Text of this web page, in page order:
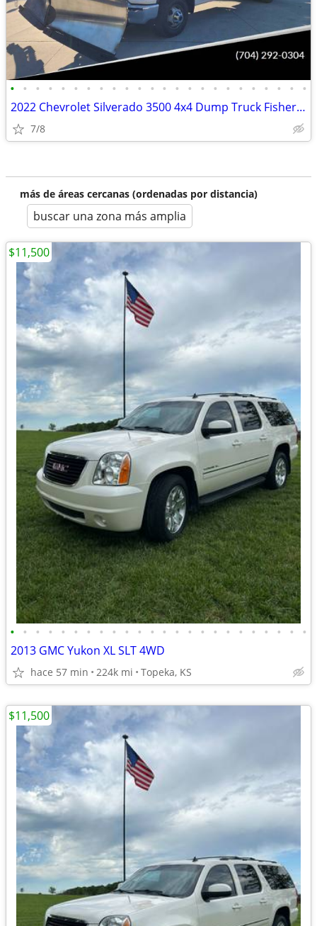
• • • • • • • • • • • • • • • • • • • • • • • •
2022 Chevrolet Silverado 3500 4x4 Dump Truck Fisher Snow Plow Package
7/8
más de áreas cercanas (ordenadas por distancia)
buscar una zona más amplia
• • • • • • • • • • • • • • • • • • • • • • • •
2013 GMC Yukon XL SLT 4WD
hace 57 min 224k mi Topeka, KS
$11,500
$11,500